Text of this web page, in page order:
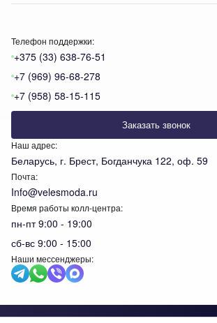
Телефон поддержки:
+375 (33) 638-76-51
+7 (969) 96-68-278
+7 (958) 58-15-115
Заказать звонок
Наш адрес:
Беларусь, г. Брест, Богданчука 122, оф. 59
Почта:
Info@velesmoda.ru
Время работы колл-центра:
пн-пт 9:00 - 19:00
сб-вс 9:00 - 15:00
Наши мессенджеры: